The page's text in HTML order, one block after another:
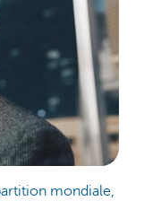
mondiale,